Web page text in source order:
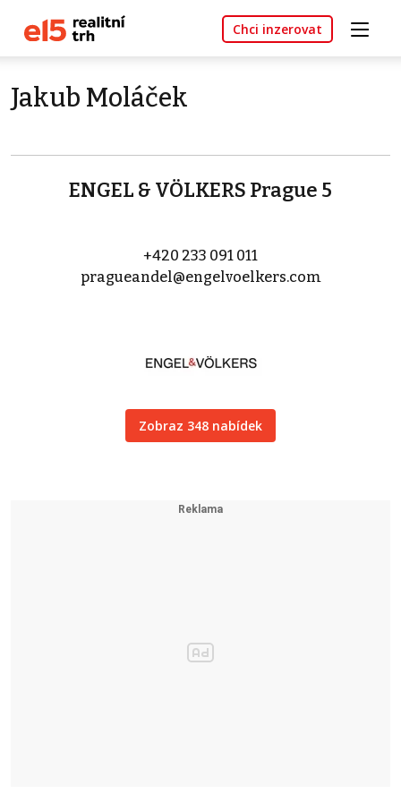
Chci inzerovat
Jakub Moláček
ENGEL & VÖLKERS Prague 5
+420 233 091 011
pragueandel@engelvoelkers.com
Zobraz 348 nabídek